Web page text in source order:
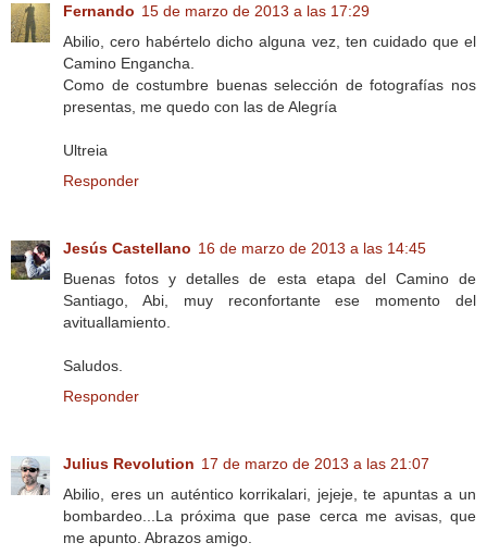
Fernando 15 de marzo de 2013 a las 17:29
Abilio, cero habértelo dicho alguna vez, ten cuidado que el
Camino Engancha.
Como de costumbre buenas selección de fotografías nos
presentas, me quedo con las de Alegría
Ultreia
Responder
Jesús Castellano 16 de marzo de 2013 a las 14:45
Buenas fotos y detalles de esta etapa del Camino de
Santiago, Abi, muy reconfortante ese momento del
avituallamiento.
Saludos.
Responder
Julius Revolution 17 de marzo de 2013 a las 21:07
Abilio, eres un auténtico korrikalari, jejeje, te apuntas a un
bombardeo...La próxima que pase cerca me avisas, que
me apunto. Abrazos amigo.